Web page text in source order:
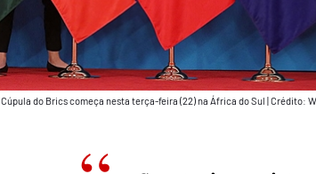
Cúpula do Brics começa nesta terça-feira (22) na África do Sul Crédito: